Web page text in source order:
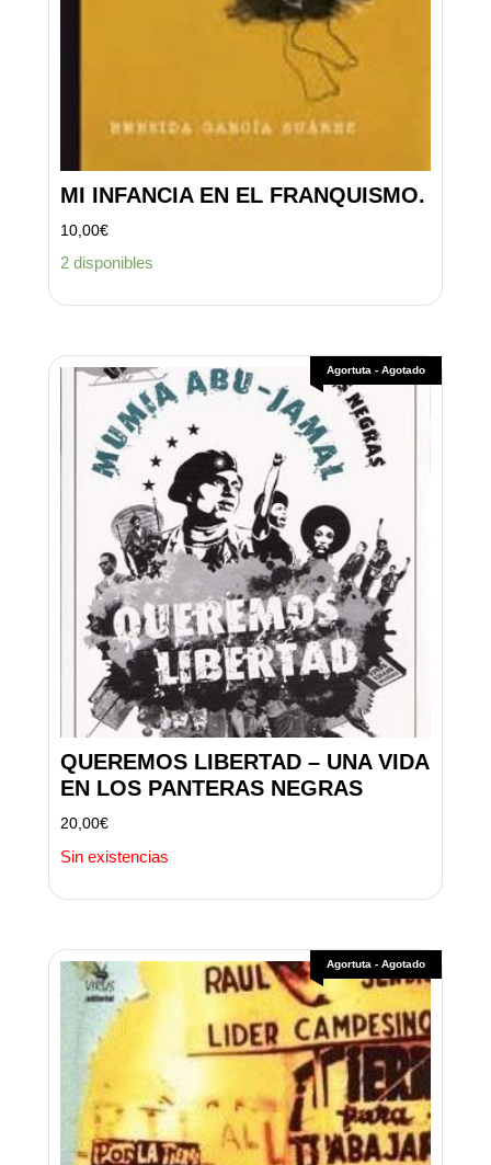
MI INFANCIA EN EL FRANQUISMO.
10,00€
2 disponibles
Agortuta - Agotado
QUEREMOS LIBERTAD – UNA VIDA
EN LOS PANTERAS NEGRAS
20,00€
Sin existencias
Agortuta - Agotado